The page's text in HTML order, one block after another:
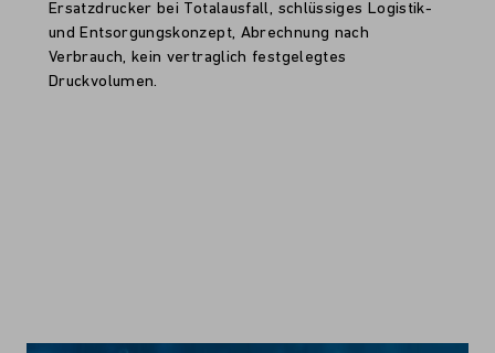
Ersatzdrucker bei Totalausfall, schlüssiges Logistik-
und Entsorgungskonzept, Abrechnung nach
Verbrauch, kein vertraglich festgelegtes
Druckvolumen.